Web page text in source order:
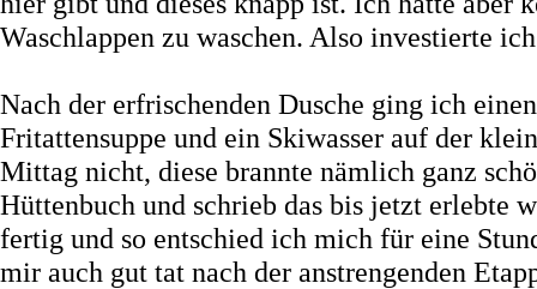
Waschlappen zu waschen. Also investierte
Nach der erfrischenden Dusche ging ich
Fritattensuppe und ein Skiwasser auf der
Mittag nicht, diese brannte nämlich ganz
Hüttenbuch und schrieb das bis jetzt erlebte
fertig und so entschied ich mich für eine
mir auch gut tat nach der anstrengenden